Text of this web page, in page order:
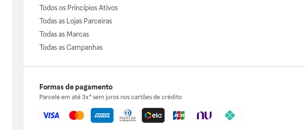
Todos os Princípios Ativos
Todas as Lojas Parceiras
Todas as Marcas
Todas as Campanhas
Formas de pagamento
Parcele em até 3x* sem juros nos cartões de crédito